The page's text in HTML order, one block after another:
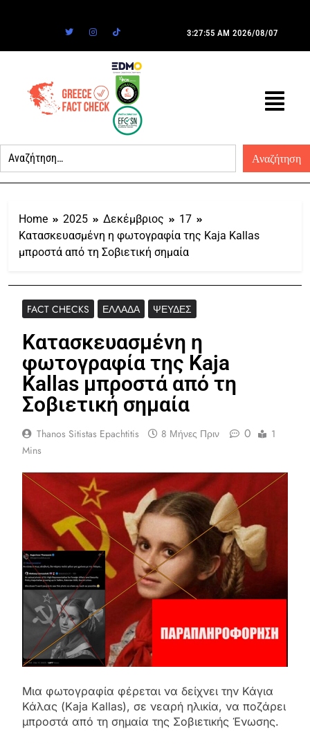
3:27:55 AM 2026/08/07
Home 2025 Δεκέμβριος
17
Κατασκευασμένη η φωτογραφία της Kaja Kallas
μπροστά από τη Σοβιετική σημαία
FACT CHECKS ΕΛΛΆΔΑ ΨΕΥΔΈΣ
Κατασκευασμένη η
φωτογραφία της Kaja
Kallas μπροστά από τη
Σοβιετική σημαία
Thanos Sitistas Epachtitis 8 Μήνες Πριν 0
1
Mins
Μια φωτογραφία φέρεται να δείχνει την Κάγια
Κάλας (Kaja Kallas), σε νεαρή ηλικία, να ποζάρει
μπροστά από τη σημαία της Σοβιετικής Ένωσης.